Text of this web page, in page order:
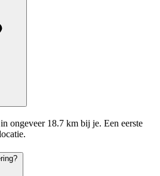
ongeveer 18.7 km bij je. Een eerste
oplevering?